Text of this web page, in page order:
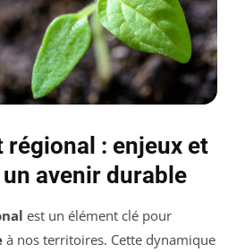
régional : enjeux et
avenir durable
est un élément clé pour
à nos territoires. Cette dynamique